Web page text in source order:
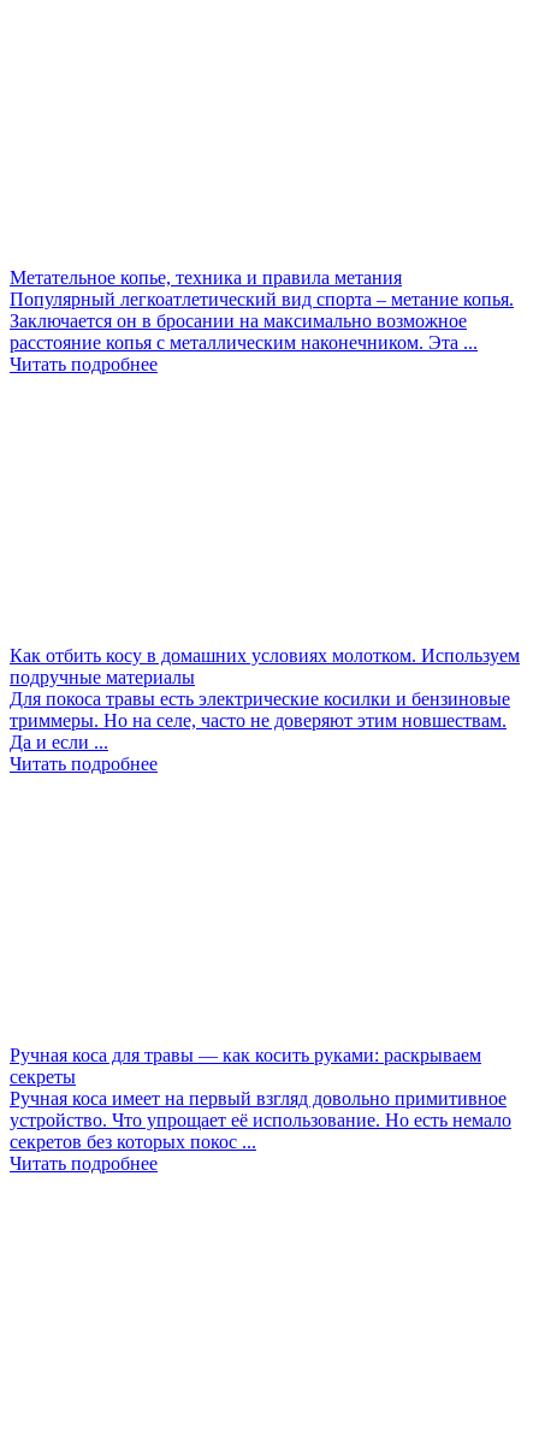
Метательное копье, техника и правила метания
Популярный легкоатлетический вид спорта – метание копья.
Заключается он в бросании на максимально возможное
расстояние копья с металлическим наконечником. Эта ...
Читать подробнее
Как отбить косу в домашних условиях молотком. Используем
подручные материалы
Для покоса травы есть электрические косилки и бензиновые
триммеры. Но на селе, часто не доверяют этим новшествам.
Да и если ...
Читать подробнее
Ручная коса для травы — как косить руками: раскрываем
секреты
Ручная коса имеет на первый взгляд довольно примитивное
устройство. Что упрощает её использование. Но есть немало
секретов без которых покос ...
Читать подробнее